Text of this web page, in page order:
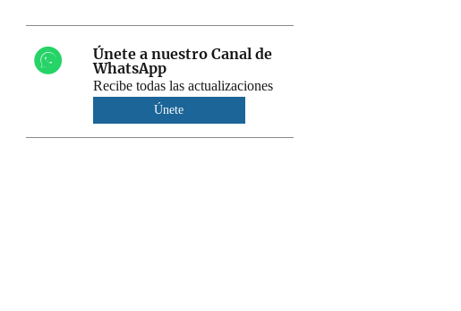
Únete a nuestro Canal de
WhatsApp
Recibe todas las actualizaciones
Únete